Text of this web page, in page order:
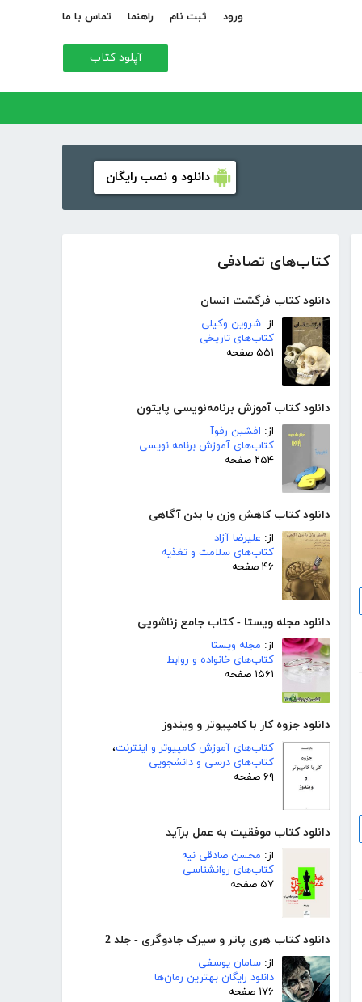
ورود ثبت نام راهنما تماس با ما
آپلود کتاب
دانلود و نصب رایگان
کتاب‌های تصادفی
دانلود کتاب فرگشت انسان
از: شروین وکیلی
کتاب‌های تاریخی
۵۵۱ صفحه
دانلود کتاب آموزش برنامه‌نویسی پایتون
از: افشین رفوآ
کتاب‌های آموزش برنامه نویسی
۲۵۴ صفحه
دانلود کتاب کاهش وزن با بدن آگاهی
از: علیرضا آزاد
کتاب‌های سلامت و تغذیه
۴۶ صفحه
دانلود مجله ویستا - کتاب جامع زناشویی
از: مجله ویستا
کتاب‌های خانواده و روابط
۱۵۶۱ صفحه
دانلود جزوه کار با کامپیوتر و ویندوز
کتاب‌های آموزش کامپیوتر و اینترنت،
کتاب‌های درسی و دانشجویی
۶۹ صفحه
دانلود کتاب موفقیت به عمل برآید
از: محسن صادقی نیه
کتاب‌های روانشناسی
۵۷ صفحه
دانلود کتاب هری پاتر و سیرک جادوگری - جلد 2
از: سامان یوسفی
دانلود رایگان بهترین رمان‌ها
۱۷۶ صفحه